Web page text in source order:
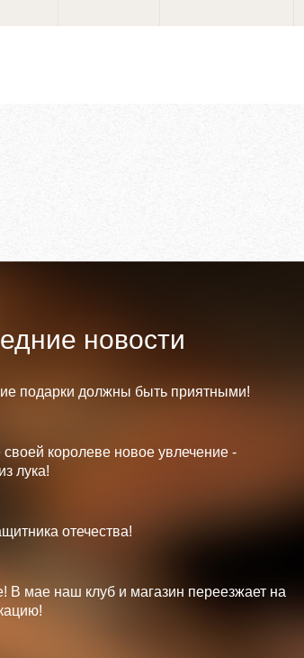
новости
подарки должны быть приятными!
королеве новое увлечение -
лука!
отечества!
В мае наш клуб и магазин переезжает на